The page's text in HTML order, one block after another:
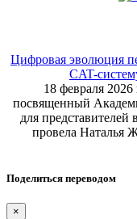
Цифровая эволюция
CAT-
18 февраля
посвященный
для
провела Наталья
Поделиться переводом
×